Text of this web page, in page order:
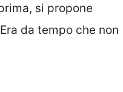
si propone
da tempo che non